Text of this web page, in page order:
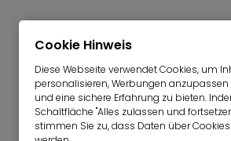
ANGEBOT KAUFIMMOBILIEN
Das Immobilienangebot
Immoscout24 ist in den letzten
gestiegen. Gegenüber dem
Angebot von Wohnungen und
Cookie Hinweis
Diese Webseite verwendet Cookies, um
personalisieren, Werbungen
und eine sichere Erfahrung zu bieten.
Schaltfläche "Alles zulassen und
stimmen Sie zu, dass Daten über